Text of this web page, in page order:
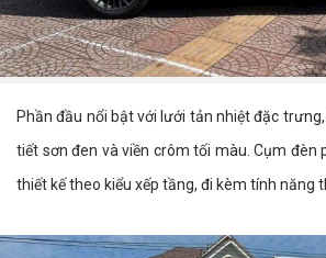
Phần đầu nổi bật với lưới tản nhiệt đặc
tiết sơn đen và viền crôm tối màu. Cụm đèn
thiết kế theo kiểu xếp tầng, đi kèm tính năng